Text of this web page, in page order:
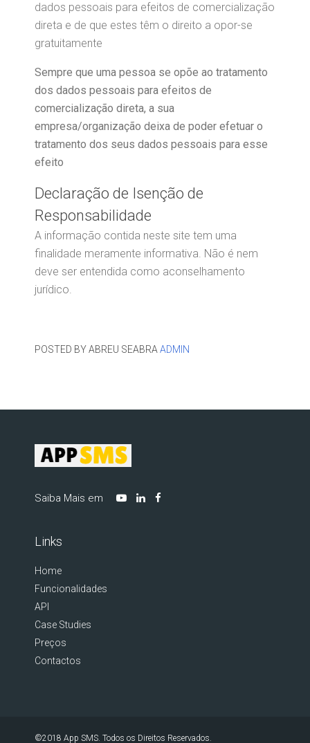
dados pessoais para efeitos de comercialização
direta e de que estes têm o direito a opor-se
gratuitamente
Sempre que uma pessoa se opõe ao tratamento
dos dados pessoais para efeitos de
comercialização direta, a sua
empresa/organização deixa de poder efetuar o
tratamento dos seus dados pessoais para esse
efeito
Declaração de Isenção de
Responsabilidade
A informação contida neste site tem uma
finalidade meramente informativa. Não é nem
deve ser entendida como aconselhamento
jurídico.
POSTED BY ABREU SEABRA ADMIN
Saiba Mais em
Links
Home
Funcionalidades
API
Case Studies
Preços
Contactos
©2018 App SMS. Todos os Direitos Reservados.